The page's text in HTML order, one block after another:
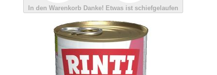
In den Warenkorb Danke! Etwas ist schiefgelaufen